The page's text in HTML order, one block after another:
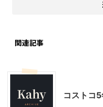
関連記事
コストコ